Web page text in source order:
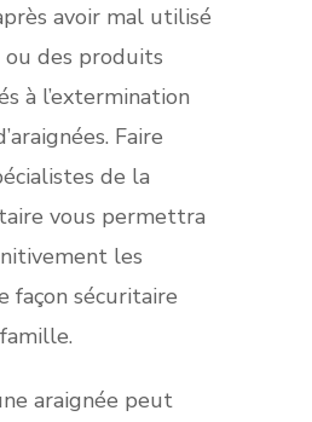
avoir mal utilisé
ou des produits
à l’extermination
Faire
de la
vous permettra
les
façon sécuritaire
araignée peut